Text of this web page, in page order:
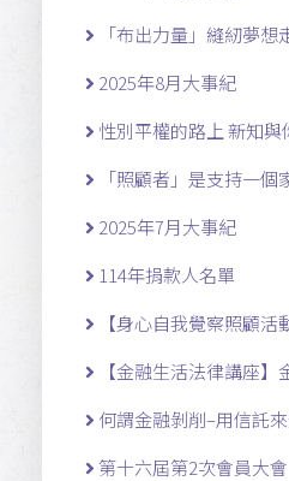
「布出力量」縫紉夢想
2025年8月大事紀
性別平權的路上 新知與
「照顧者」是支持一個
2025年7月大事紀
114年捐款人名單
【身心自我覺察照顧活
【金融生活法律講座】
何謂金融剝削–用信託
第十六屆第2次會員大會